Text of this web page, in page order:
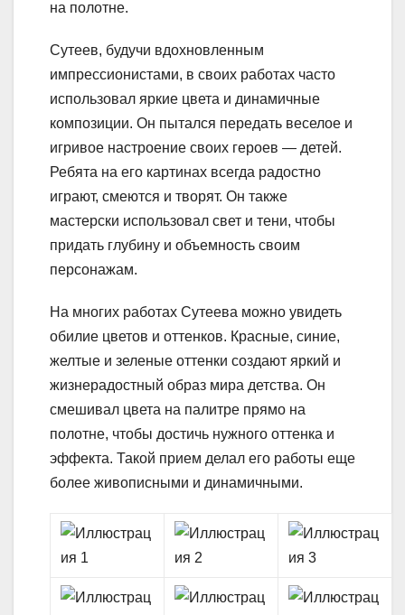
на полотне.
Сутеев, будучи вдохновленным
импрессионистами, в своих работах часто
использовал яркие цвета и динамичные
композиции. Он пытался передать веселое и
игривое настроение своих героев — детей.
Ребята на его картинах всегда радостно
играют, смеются и творят. Он также
мастерски использовал свет и тени, чтобы
придать глубину и объемность своим
персонажам.
На многих работах Сутеева можно увидеть
обилие цветов и оттенков. Красные, синие,
желтые и зеленые оттенки создают яркий и
жизнерадостный образ мира детства. Он
смешивал цвета на палитре прямо на
полотне, чтобы достичь нужного оттенка и
эффекта. Такой прием делал его работы еще
более живописными и динамичными.